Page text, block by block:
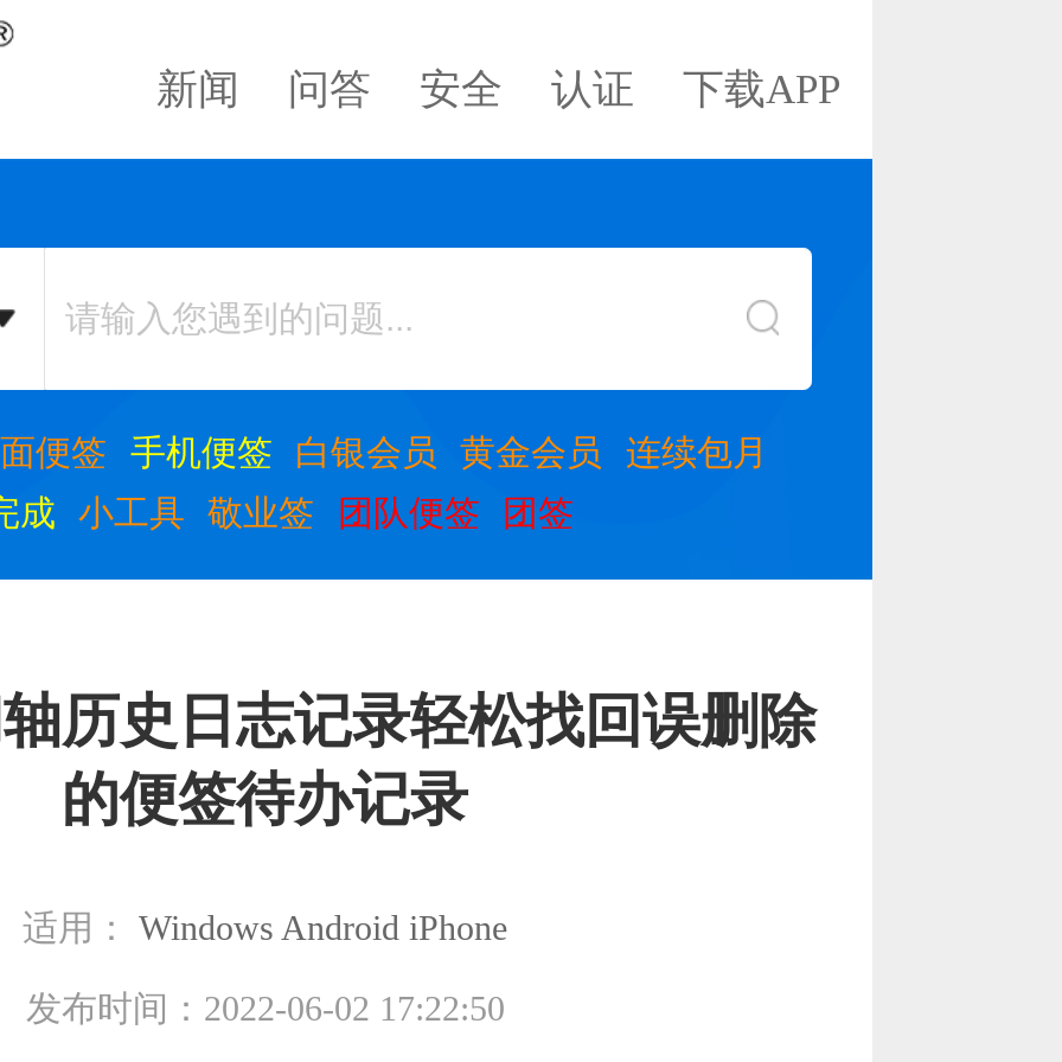
新闻 问答 安全 认证 下载APP
便签 手机便签 白银会员 黄金会员
连续包月
成
小工具 敬业签 团队便签 团签
历史日志记录轻松找回误删除
的便签待办记录
适用：Windows Android iPhone
发布时间：2022-06-02 17:22:50